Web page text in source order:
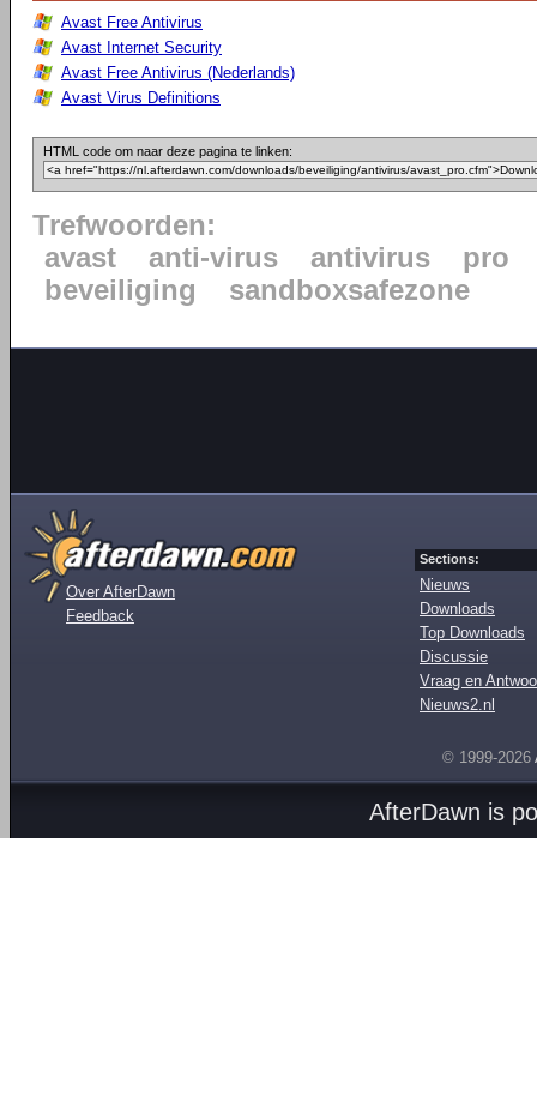
Avast Free Antivirus
Avast Internet Security
Avast Free Antivirus (Nederlands)
Avast Virus Definitions
HTML code om naar deze pagina te linken:
Trefwoorden:
avast
anti-virus antivirus
pro
beveiliging
sandboxsafezone
Over AfterDawn
Feedback
Sections:
Nieuws
Downloads
Top Downloads
Discussie
Vraag en
Nieuws2.nl
© 1999-2026
AfterDawn is